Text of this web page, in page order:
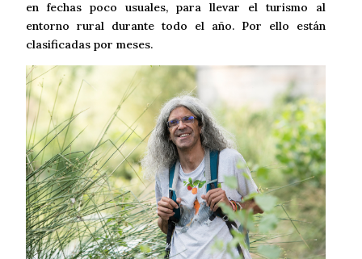
en fechas poco usuales, para llevar el turismo al
entorno rural durante todo el año. Por ello están
clasificadas por meses.